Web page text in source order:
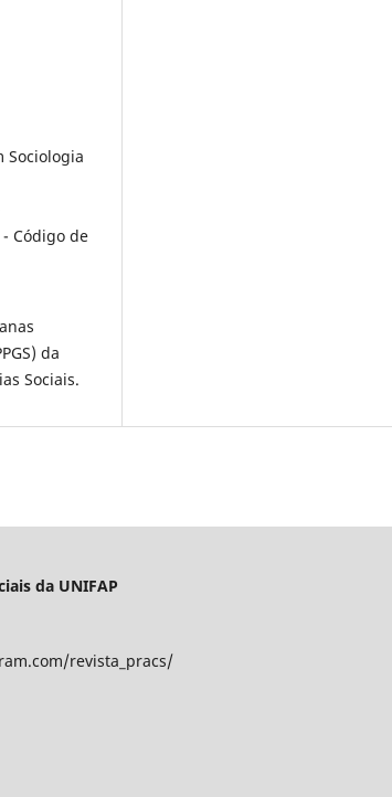
Sociologia
Código de
da
Sociais.
da UNIFAP
revista_pracs/